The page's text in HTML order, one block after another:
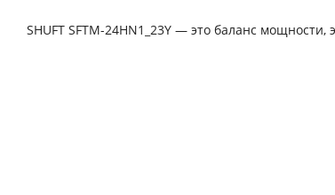
SHUFT SFTM-24HN1_23Y — это баланс